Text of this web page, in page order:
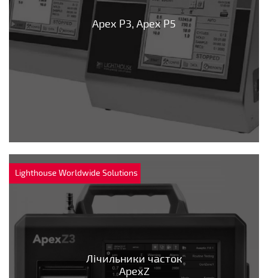
Apex P3, Apex P5
Lighthouse Worldwide Solutions
Лічильники часток
ApexZ